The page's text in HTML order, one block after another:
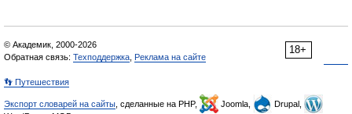
18+
© Академик, 2000-2026
Обратная связь: Техподдержка Реклама на сайте
👣 Путешествия
Экспорт словарей на сайты , сделанные на PHP, Joomla,
Drupal,